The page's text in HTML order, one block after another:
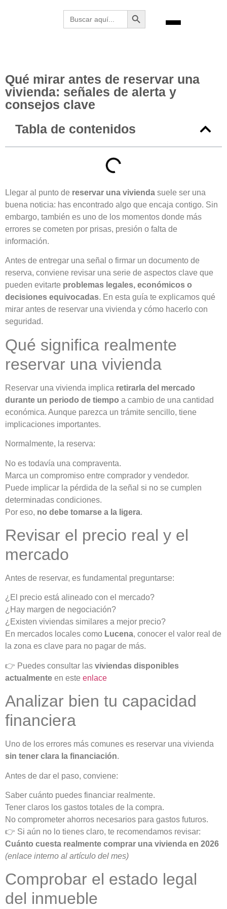
Buscar: Botón de búsqueda
Qué mirar antes de reservar una
vivienda: señales de alerta y
consejos clave
Tabla de contenidos
Llegar al punto de reservar una vivienda suele ser una
buena noticia: has encontrado algo que encaja contigo. Sin
embargo, también es uno de los momentos donde más
errores se cometen por prisas, presión o falta de
información.
Antes de entregar una señal o firmar un documento de
reserva, conviene revisar una serie de aspectos clave que
pueden evitarte problemas legales, económicos o
decisiones equivocadas. En esta guía te explicamos qué
mirar antes de reservar una vivienda y cómo hacerlo con
seguridad.
Qué significa realmente
reservar una vivienda
Reservar una vivienda implica retirarla del mercado
durante un periodo de tiempo a cambio de una cantidad
económica. Aunque parezca un trámite sencillo, tiene
implicaciones importantes.
Normalmente, la reserva:
No es todavía una compraventa.
Marca un compromiso entre comprador y vendedor.
Puede implicar la pérdida de la señal si no se cumplen
determinadas condiciones.
Por eso, no debe tomarse a la ligera.
Revisar el precio real y el
mercado
Antes de reservar, es fundamental preguntarse:
¿El precio está alineado con el mercado?
¿Hay margen de negociación?
¿Existen viviendas similares a mejor precio?
En mercados locales como Lucena, conocer el valor real de
la zona es clave para no pagar de más.
👉 Puedes consultar las viviendas disponibles
actualmente en este enlace
Analizar bien tu capacidad
financiera
Uno de los errores más comunes es reservar una vivienda
sin tener clara la financiación.
Antes de dar el paso, conviene:
Saber cuánto puedes financiar realmente.
Tener claros los gastos totales de la compra.
No comprometer ahorros necesarios para gastos futuros.
👉 Si aún no lo tienes claro, te recomendamos revisar:
Cuánto cuesta realmente comprar una vivienda en 2026
(enlace interno al artículo del mes)
Comprobar el estado legal
del inmueble